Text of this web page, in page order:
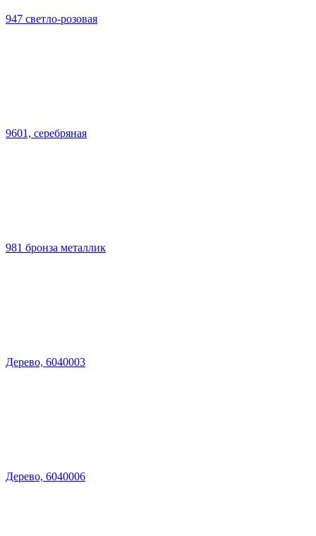
947 светло-розовая
9601, серебряная
981 бронза металлик
Дерево, 6040003
Дерево, 6040006